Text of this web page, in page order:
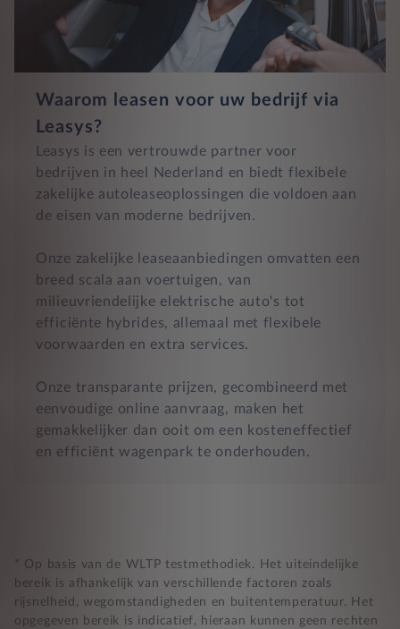
Waarom leasen voor uw bedrijf via
Leasys?
Leasys is een vertrouwde partner voor
bedrijven in heel Nederland en biedt flexibele
zakelijke autoleaseoplossingen die voldoen aan
de eisen van moderne bedrijven.
Onze zakelijke leaseaanbiedingen omvatten een
breed scala aan voertuigen, van
milieuvriendelijke elektrische auto's tot
efficiënte hybrides, allemaal met flexibele
voorwaarden en extra services.
Onze transparante prijzen, gecombineerd met
eenvoudige online aanvraag, maken het
gemakkelijker dan ooit om een kosteneffectief
en efficiënt wagenpark te onderhouden.
* Op basis van de WLTP testmethodiek. Het uiteindelijke
bereik is afhankelijk van verschillende factoren zoals
rijsnelheid, wegomstandigheden en buitentemperatuur. Het
opgegeven bereik is indicatief, hieraan kunnen geen rechten